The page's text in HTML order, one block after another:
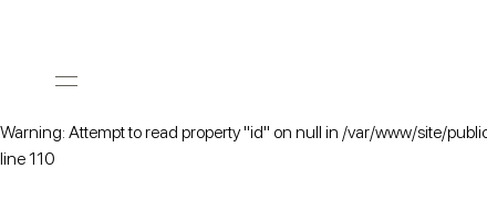
Warning: Attempt to read property "id" on null in /var/www/site/
line 110